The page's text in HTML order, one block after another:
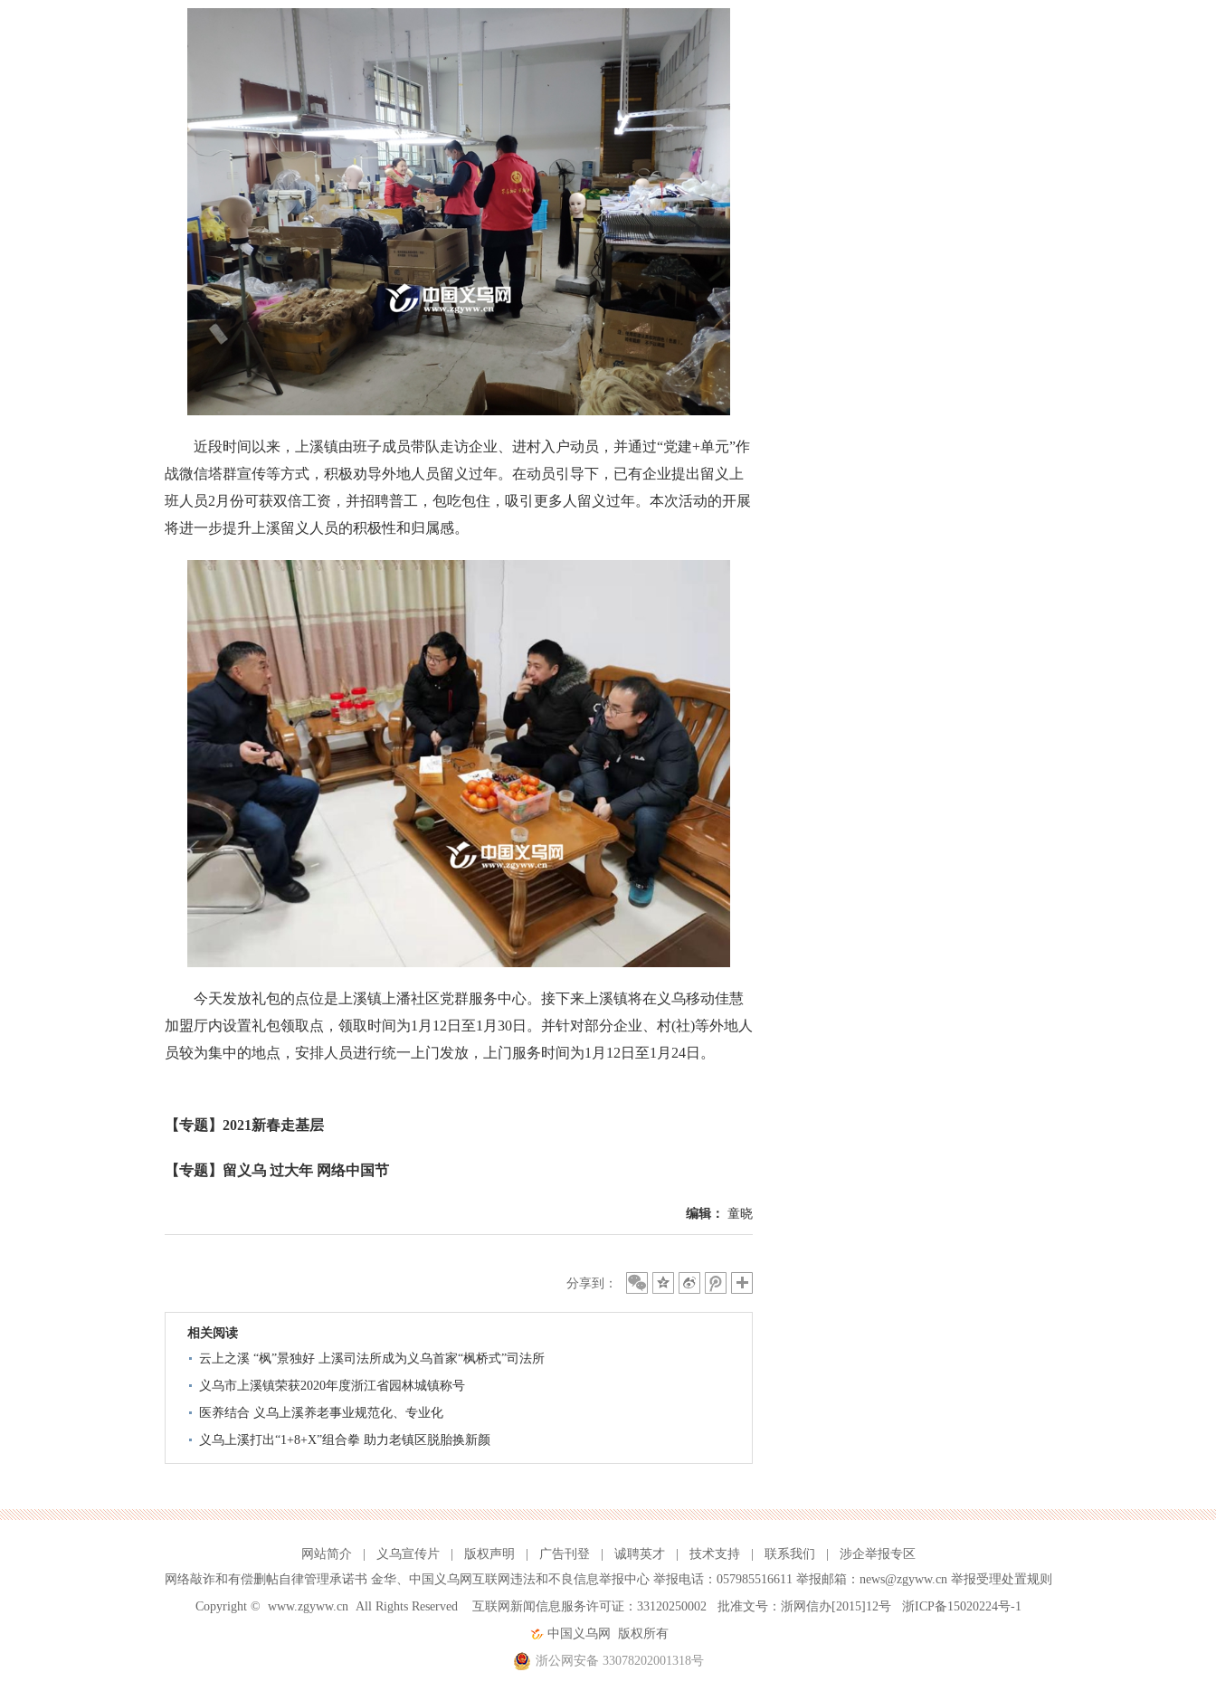
近段时间以来，上溪镇由班子成员带队走访企业、进村入户动员，并通过“党建+单元”作
战微信塔群宣传等方式，积极劝导外地人员留义过年。在动员引导下，已有企业提出留义上
班人员2月份可获双倍工资，并招聘普工，包吃包住，吸引更多人留义过年。本次活动的开展
将进一步提升上溪留义人员的积极性和归属感。
今天发放礼包的点位是上溪镇上潘社区党群服务中心。接下来上溪镇将在义乌移动佳慧
加盟厅内设置礼包领取点，领取时间为1月12日至1月30日。并针对部分企业、村(社)等外地人
员较为集中的地点，安排人员进行统一上门发放，上门服务时间为1月12日至1月24日。
【专题】2021新春走基层
【专题】留义乌 过大年 网络中国节
编辑： 童晓
分享到：
相关阅读
云上之溪 “枫”景独好 上溪司法所成为义乌首家“枫桥式”司法所
义乌市上溪镇荣获2020年度浙江省园林城镇称号
医养结合 义乌上溪养老事业规范化、专业化
义乌上溪打出“1+8+X”组合拳 助力老镇区脱胎换新颜
网站简介 义乌宣传片 版权声明 广告刊登 诚聘英才 技术支持 联系我们
涉企举报专区
网络敲诈和有偿删帖自律管理承诺书 金华、 中国义乌网互联网违法和不良信息举报中心举报电话：057985516611 举报邮箱：news@zgyww.cn 举报受理处置规则
Copyright © www.zgyww.cnAll Rights Reserved 互联网新闻信息服务许可证：33120250002 批准文号：浙网信办[2015]12号 浙ICP备15020224号-1
中国义乌网
版权所有
浙公网安备 33078202001318号